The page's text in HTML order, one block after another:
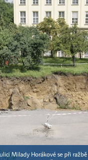
Milady Horákové se při